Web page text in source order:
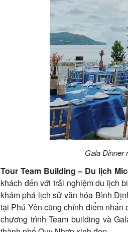
Gala Dinner
Tour Team Building – Du lịch
khách đến với trải nghiệm du lịch
khám phá lịch sử văn hóa Bình
tại Phú Yên cũng chính điểm
chương trình Team building và